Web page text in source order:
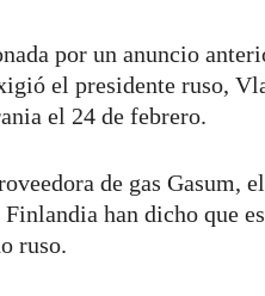
por un anuncio
el presidente ruso,
el 24 de febrero.
de gas Gasum,
han dicho que
ruso.